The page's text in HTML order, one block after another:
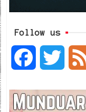
Follow us
c i